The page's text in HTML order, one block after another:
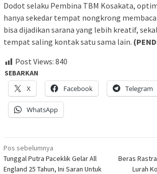
Dodot selaku Pembina TBM Kosakata,
hanya sekedar tempat nongkrong
bisa dijadikan sarana yang lebih kreatif,
tempat saling kontak satu sama lain.
Post Views: 840
SEBARKAN
X
Facebook Telegram
WhatsApp
Navigasi
pos
Pos sebelumnya
Tunggal Putra Paceklik Gelar All
England 25 Tahun, Ini Saran Untuk
Beras
Lurah